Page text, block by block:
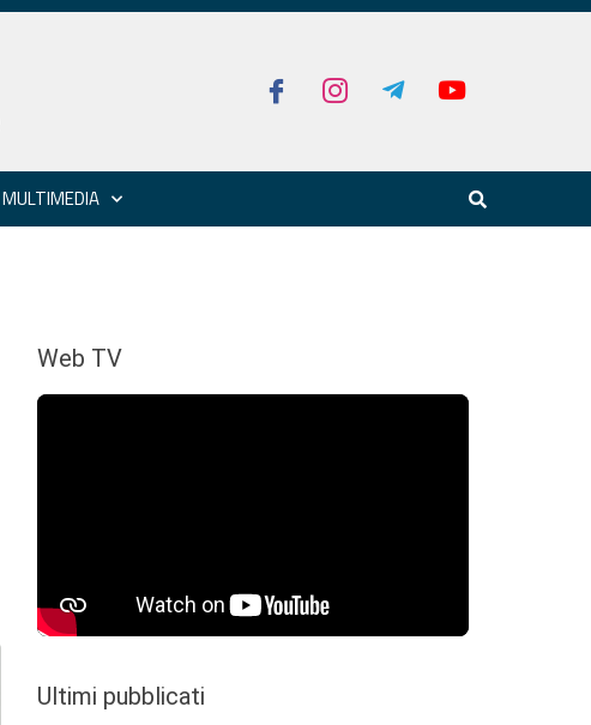
MULTIMEDIA
Web TV
Ultimi pubblicati